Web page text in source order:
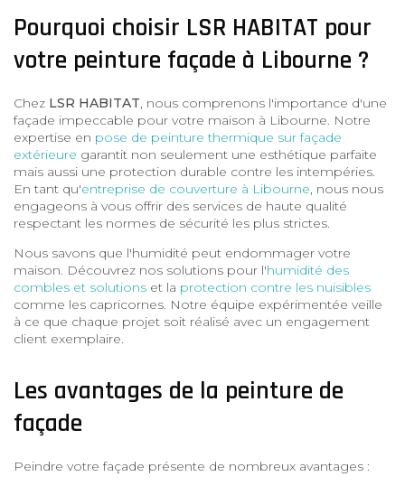
Pourquoi choisir LSR HABITAT pour
votre peinture façade à Libourne ?
Chez LSR HABITAT, nous comprenons l'importance d'une
façade impeccable pour votre maison à Libourne. Notre
expertise en pose de peinture thermique sur façade
extérieure garantit non seulement une esthétique parfaite
mais aussi une protection durable contre les intempéries.
En tant qu'entreprise de couverture à Libourne, nous nous
engageons à vous offrir des services de haute qualité
respectant les normes de sécurité les plus strictes.
Nous savons que l'humidité peut endommager votre
maison. Découvrez nos solutions pour l'humidité des
combles et solutions et la protection contre les nuisibles
comme les capricornes. Notre équipe expérimentée veille
à ce que chaque projet soit réalisé avec un engagement
client exemplaire.
Les avantages de la peinture de
façade
Peindre votre façade présente de nombreux avantages :